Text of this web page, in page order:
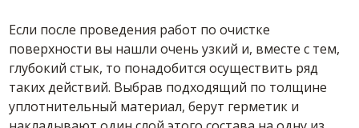
Если после проведения работ по очистке
поверхности вы нашли очень узкий и, вместе с тем,
глубокий стык, то понадобится осуществить ряд
таких действий. Выбрав подходящий по толщине
уплотнительный материал, берут герметик и